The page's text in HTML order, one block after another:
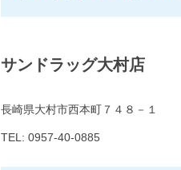
サンドラッグ大村店
長崎県大村市西本町７４８－１
TEL: 0957-40-0885